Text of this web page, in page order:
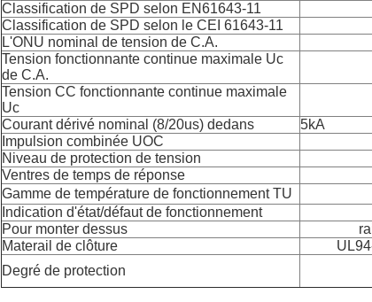
Classification de SPD selon EN61643-11
Classification de SPD selon le CEI 61643-11
L'ONU nominal de tension de C.A.
Tension fonctionnante continue maximale Uc
de C.A.
Tension CC fonctionnante continue maximale
Uc
Courant dérivé nominal (8/20us) dedans
5kA
Impulsion combinée UOC
Niveau de protection de tension
Ventres de temps de réponse
Gamme de température de fonctionnement TU
Indication d'état/défaut de fonctionnement
Pour monter dessus
Materail de clôture
Degré de protection